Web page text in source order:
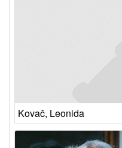
Kovač, Leonida